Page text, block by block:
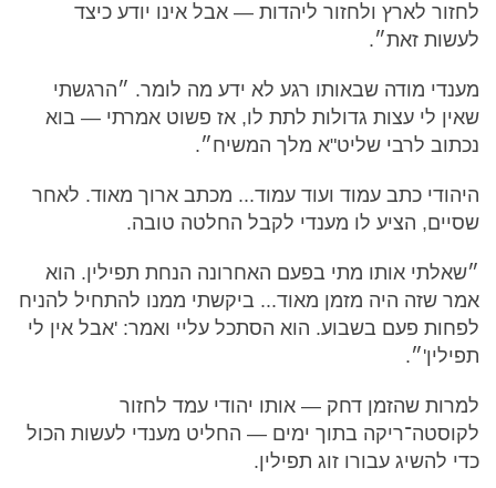
לחזור לארץ ולחזור ליהדות — אבל אינו יודע כיצד
לעשות זאת״.
מענדי מודה שבאותו רגע לא ידע מה לומר. ״הרגשתי
שאין לי עצות גדולות לתת לו, אז פשוט אמרתי — בוא
נכתוב לרבי שליט"א מלך המשיח״.
היהודי כתב עמוד ועוד עמוד... מכתב ארוך מאוד. לאחר
שסיים, הציע לו מענדי לקבל החלטה טובה.
״שאלתי אותו מתי בפעם האחרונה הנחת תפילין. הוא
אמר שזה היה מזמן מאוד... ביקשתי ממנו להתחיל להניח
לפחות פעם בשבוע. הוא הסתכל עליי ואמר: 'אבל אין לי
תפילין'״.
למרות שהזמן דחק — אותו יהודי עמד לחזור
לקוסטה־ריקה בתוך ימים — החליט מענדי לעשות הכול
כדי להשיג עבורו זוג תפילין.